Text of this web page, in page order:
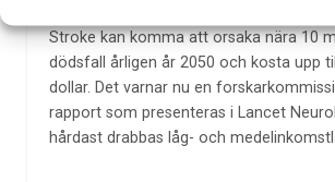
Stroke kan komma att orsaka nära 10
dödsfall årligen år 2050 och kosta upp
dollar. Det varnar nu en
rapport som presenteras i Lancet
hårdast drabbas låg- och